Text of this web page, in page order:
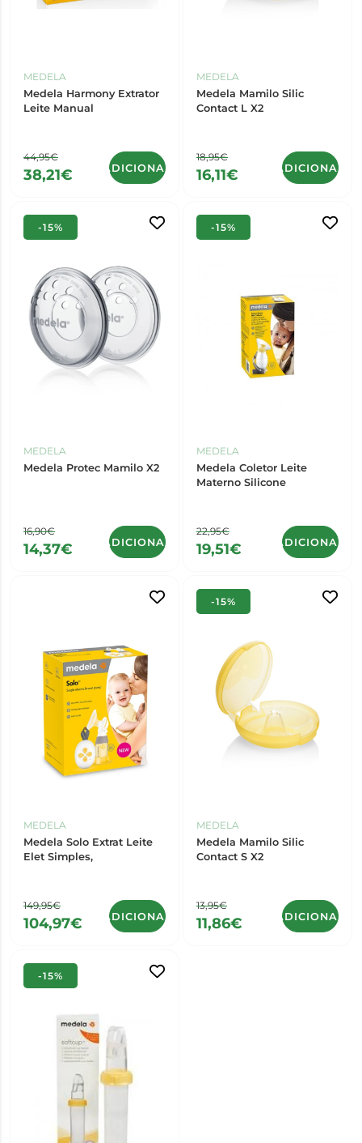
MEDELA
Medela Harmony Extrator
Leite Manual
44,95€
38,21€ ADICIONAR
MEDELA
Medela Mamilo Silic
Contact L X2
18,95€
16,11€ ADICIONAR
-15%
MEDELA
Medela Protec Mamilo X2
16,90€
14,37€ ADICIONAR
-15%
MEDELA
Medela Coletor Leite
Materno Silicone
22,95€
19,51€ ADICIONAR
MEDELA
Medela Solo Extrat Leite
Elet Simples,
149,95€
104,97€ ADICIONAR
-15%
MEDELA
Medela Mamilo Silic
Contact S X2
13,95€
11,86€ ADICIONAR
-15%